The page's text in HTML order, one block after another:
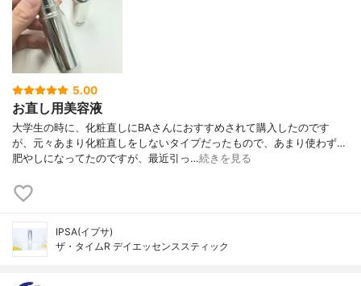
5.00
お直し用美容液
大学生の時に、化粧直しにBAさんにおすすめされて購入したのです
が、元々あまり化粧直しをしないタイプだったもので、あまり使わず…
肥やしになってたのですが、最近引っ…続きを見る
IPSA(イプサ)
ザ・タイムR デイエッセンススティック